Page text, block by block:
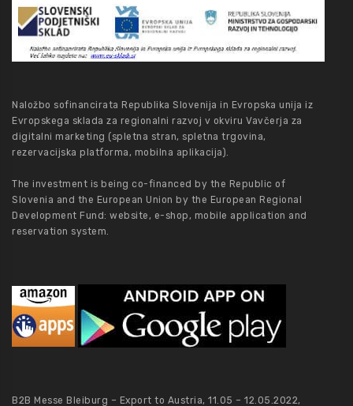
Naložbo sofinancirata Republika Slovenija in Evropska unija iz
Evropskega sklada za regionalni razvoj v okviru Vavčerja za
digitalni marketing (spletna stran, spletna trgovina,
rezervacijska platforma, mobilna aplikacija).
The investment is being co-financed by the Republic of
Slovenia and the European Union by the European Regional
Development Fund: website, e-shop, mobile application and
reservation system.
B2B Messe Bleiburg – Export to Austria, 11.05 – 12.05.2022,